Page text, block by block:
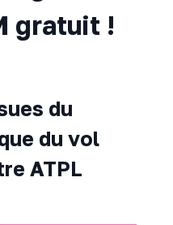
gratuit !
du
du vol
ATPL